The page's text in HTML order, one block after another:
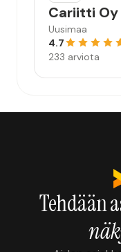
Cariitti Oy
Uusimaa
4.7
233 arviota
Tehdään